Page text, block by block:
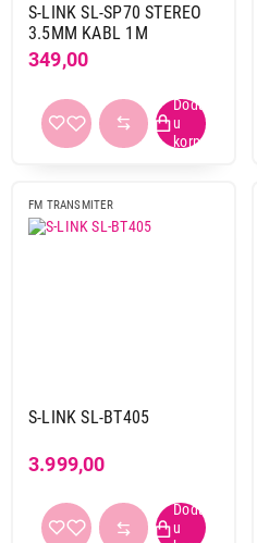
S-LINK SL-SP70 STEREO
3.5MM KABL 1M
349,00
FM TRANSMITER
S-LINK SL-BT405
3.999,00